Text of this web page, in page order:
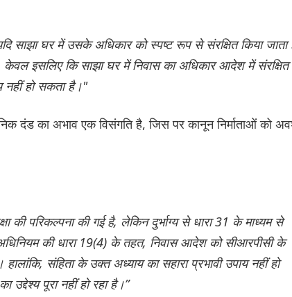
साझा घर में उसके अधिकार को स्पष्ट रूप से संरक्षित किया जाता
इसलिए कि साझा घर में निवास का अधिकार आदेश में संरक्षित
हो सकता है।"
दंड का अभाव एक विसंगति है, जिस पर कानून निर्माताओं को
की परिकल्पना की गई है, लेकिन दुर्भाग्य से धारा 31 के माध्यम से
की धारा 19(4) के तहत, निवास आदेश को सीआरपीसी के
संहिता के उक्त अध्याय का सहारा प्रभावी उपाय नहीं हो
पूरा नहीं हो रहा है।”